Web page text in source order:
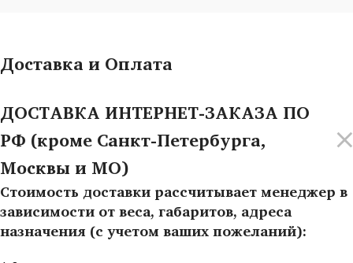
Доставка и Оплата
ДОСТАВКА ИНТЕРНЕТ-ЗАКАЗА ПО
РФ (кроме Санкт-Петербурга,
Москвы и МО)
Стоимость доставки рассчитывает менеджер в
зависимости от веса, габаритов, адреса
назначения (с учетом ваших пожеланий):